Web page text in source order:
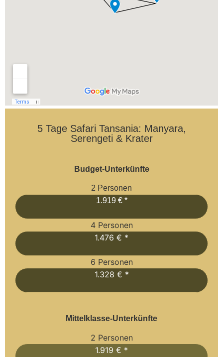
5 Tage Safari Tansania: Manyara,
Serengeti & Krater
Budget-Unterkünfte
2 Personen
1.919 € *
4 Personen
1.476 € *
6 Personen
1.328 € *
Mittelklasse-Unterkünfte
2 Personen
1.919 € *